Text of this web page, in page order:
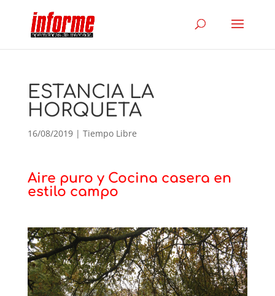
ESTANCIA LA
HORQUETA
16/08/2019| Tiempo Libre
Aire puro y Cocina casera en
estilo campo